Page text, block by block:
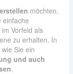
möchten,
einfache
Vorfeld als
zu erhalten. In
Sie ein
und auch
.